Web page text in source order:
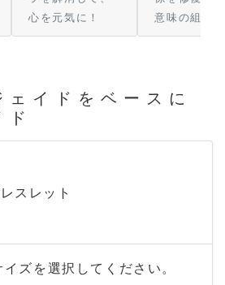
心を元気に！
意味の組合せ
ェイドをベースに
スレット
ズを選択してください。